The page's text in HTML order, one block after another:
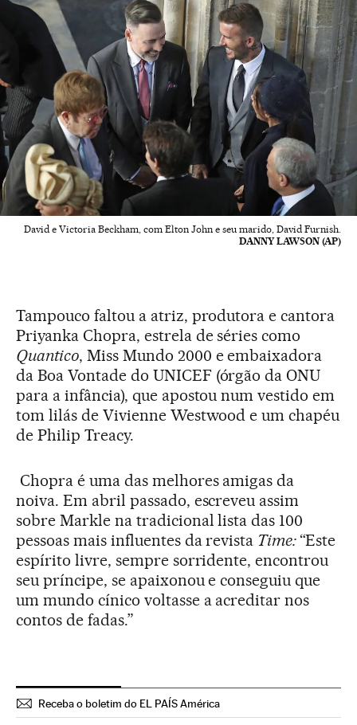
David e Victoria Beckham, com Elton John e seu marido, David Furnish.
DANNY LAWSON (AP)
Tampouco faltou a atriz, produtora e cantora
Priyanka Chopra, estrela de séries como
Quantico, Miss Mundo 2000 e embaixadora
da Boa Vontade do UNICEF (órgão da ONU
para a infância), que apostou num vestido em
tom lilás de Vivienne Westwood e um chapéu
de Philip Treacy.
Chopra é uma das melhores amigas da
noiva. Em abril passado, escreveu assim
sobre Markle na tradicional lista das 100
pessoas mais influentes da revista Time:“Este
espírito livre, sempre sorridente, encontrou
seu príncipe, se apaixonou e conseguiu que
um mundo cínico voltasse a acreditar nos
contos de fadas.”
Receba o boletim do EL PAÍS América